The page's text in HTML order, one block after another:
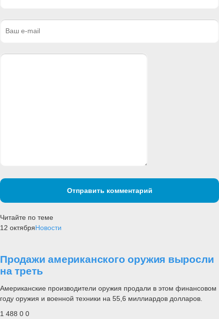
Отправить комментарий
Читайте по теме
12 октябряНовости
Продажи американского оружия выросли
на треть
Американские производители оружия продали в этом финансовом
году оружия и военной техники на 55,6 миллиардов долларов.
1 488 0 0